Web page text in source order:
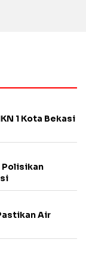
1 Kota Bekasi
Polisikan
Air